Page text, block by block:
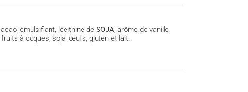
émulsifiant, lécithine de SOJA, arôme de vanille
à coques, soja, œufs, gluten et lait.